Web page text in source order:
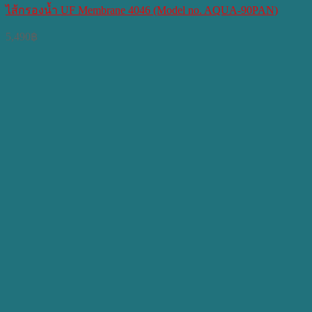
ไส้กรองน้ำ UF Membrane 4046 (Model no. AQUA-90PAN)
5,490฿